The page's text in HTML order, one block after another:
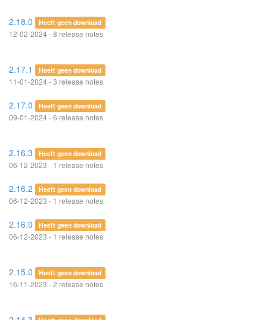
2.18.0 Heeft geen download
12-02-2024 - 8 release notes
2.17.1 Heeft geen download
11-01-2024 - 3 release notes
2.17.0 Heeft geen download
09-01-2024 - 6 release notes
2.16.3 Heeft geen download
06-12-2023 - 1 release notes
2.16.2 Heeft geen download
06-12-2023 - 1 release notes
2.16.0 Heeft geen download
06-12-2023 - 1 release notes
2.15.0 Heeft geen download
16-11-2023 - 2 release notes